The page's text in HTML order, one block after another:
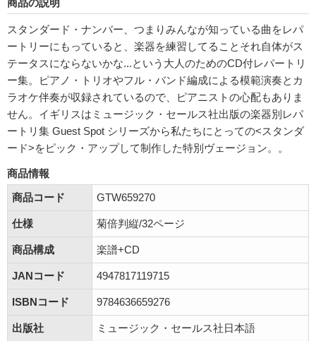
商品の説明
スタンダード・ナンバー、つまりみんなが知っている曲をレパ
ートリーにもっていると、楽器を練習してることそれ自体がス
テータスにならないかな...という大人のためのCD付レパートリ
ー集。ピアノ・トリオやフル・バンド編成による模範演奏とカ
ラオケ伴奏が収録されているので、ピアニストの心配もありま
せん。イギリスはミュージック・セールス社出版の楽器別レパ
ートリ集 Guest Spot シリーズから私たちにとっての<スタンダ
ード>をピック・アップして制作した特別ヴェージョン。。
商品情報
商品コード
GTW659270
仕様 菊倍判縦/32ページ
商品構成 楽譜+CD
JANコード 4947817119715
ISBNコード 9784636659276
出版社 ミュージック・セールス社日本語